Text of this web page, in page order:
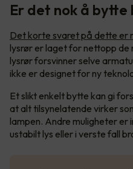
Er det nok å bytte
Det korte svaret på dette er
lysrør er laget for nettopp de
lysrør forsvinner selve
ikke er designet for ny
Et slikt enkelt bytte kan gi
at alt tilsynelatende virker
lampen. Andre muligheter er
ustabilt lys eller i verste fall